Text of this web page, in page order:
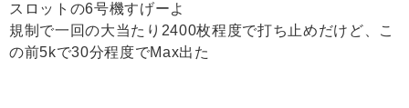
スロットの6号機すげーよ
規制で一回の大当たり2400枚程度で打ち止めだけど、こ
の前5kで30分程度でMax出た